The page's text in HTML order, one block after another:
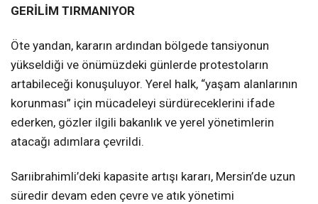
GERİLİM TIRMANIYOR
Öte yandan, kararın ardından bölgede tansiyonun
yükseldiği ve önümüzdeki günlerde protestoların
artabileceği konuşuluyor. Yerel halk, “yaşam alanlarının
korunması” için mücadeleyi sürdüreceklerini ifade
ederken, gözler ilgili bakanlık ve yerel yönetimlerin
atacağı adımlara çevrildi.
Sarıibrahimli’deki kapasite artışı kararı, Mersin’de uzun
süredir devam eden çevre ve atık yönetimi